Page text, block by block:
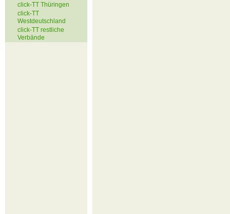
click-TT Thüringen
click-TT
Westdeutschland
click-TT restliche
Verbände